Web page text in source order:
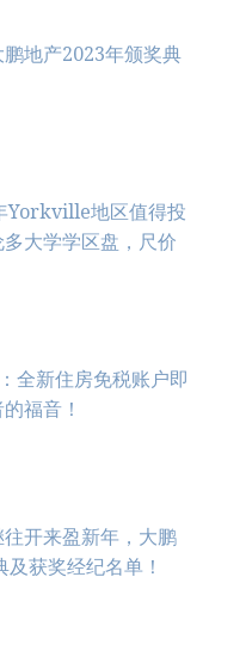
地产2023年颁奖典
Yorkville地区值得投
大学学区盘，尺价
全新住房免税账户即
福音！
开来盈新年，大鹏
获奖经纪名单！